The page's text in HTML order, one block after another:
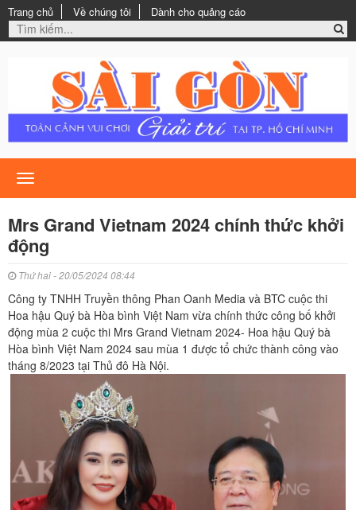
Trang chủ Về chúng tôi Dành cho quảng cáo
Toggle
navigation
Mrs Grand Vietnam 2024 chính thức khởi
động
Thứ hai - 20/05/2024 08:44
Công ty TNHH Truyền thông Phan Oanh Media và BTC cuộc thi
Hoa hậu Quý bà Hòa bình Việt Nam vừa chính thức công bố khởi
động mùa 2 cuộc thi Mrs Grand Vietnam 2024- Hoa hậu Quý bà
Hòa bình Việt Nam 2024 sau mùa 1 được tổ chức thành công vào
tháng 8/2023 tại Thủ đô Hà Nội.